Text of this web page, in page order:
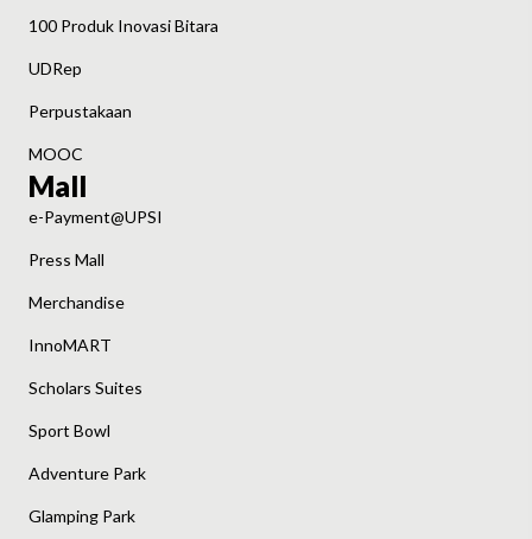
100 Produk Inovasi Bitara
UDRep
Perpustakaan
MOOC
Mall
e-Payment@UPSI
Press Mall
Merchandise
InnoMART
Scholars Suites
Sport Bowl
Adventure Park
Glamping Park